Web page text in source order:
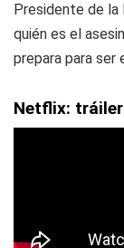
Presidente de la
quién es el
prepara para ser
Netflix: tráiler